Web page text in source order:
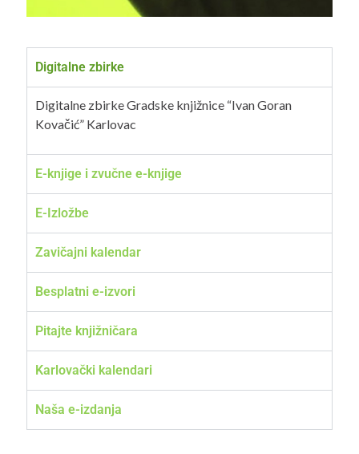
Digitalne zbirke
Digitalne zbirke Gradske knjižnice “Ivan Goran
Kovačić” Karlovac
E-knjige i zvučne e-knjige
E-Izložbe
Zavičajni kalendar
Besplatni e-izvori
Pitajte knjižničara
Karlovački kalendari
Naša e-izdanja